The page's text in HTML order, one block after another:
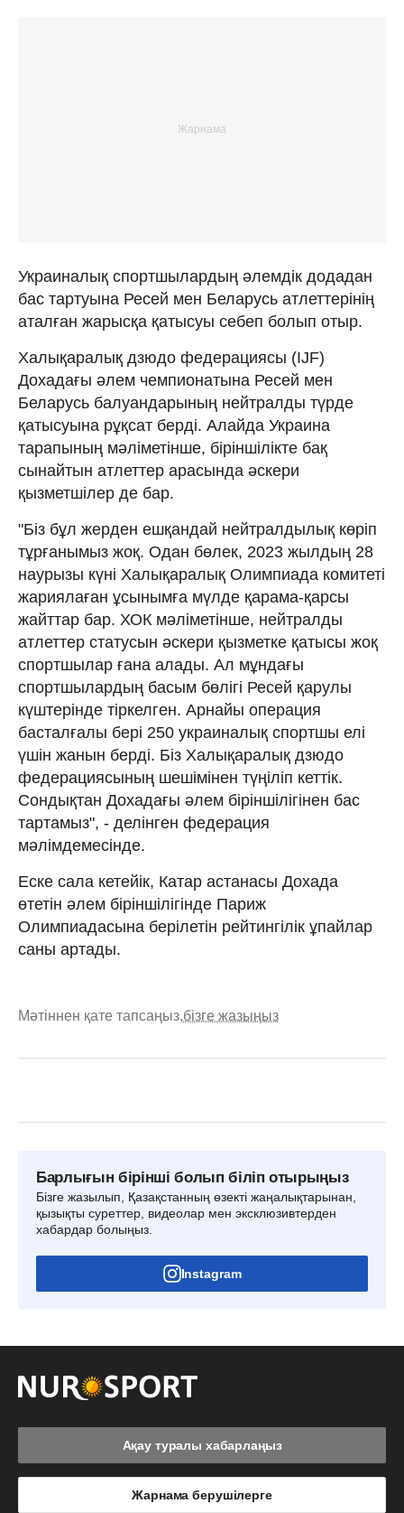
Украиналық спортшылардың әлемдік додадан
бас тартуына Ресей мен Беларусь атлеттерінің
аталған жарысқа қатысуы себеп болып отыр.
Халықаралық дзюдо федерациясы (IJF)
Дохадағы әлем чемпионатына Ресей мен
Беларусь балуандарының нейтралды түрде
қатысуына рұқсат берді. Алайда Украина
тарапының мәліметінше, біріншілікте бақ
сынайтын атлеттер арасында әскери
қызметшілер де бар.
"Біз бұл жерден ешқандай нейтралдылық көріп
тұрғанымыз жоқ. Одан бөлек, 2023 жылдың 28
наурызы күні Халықаралық Олимпиада комитеті
жариялаған ұсынымға мүлде қарама-қарсы
жайттар бар. ХОК мәліметінше, нейтралды
атлеттер статусын әскери қызметке қатысы жоқ
спортшылар ғана алады. Ал мұндағы
спортшылардың басым бөлігі Ресей қарулы
күштерінде тіркелген. Арнайы операция
басталғалы бері 250 украиналық спортшы елі
үшін жанын берді. Біз Халықаралық дзюдо
федерациясының шешімінен түңіліп кеттік.
Сондықтан Дохадағы әлем біріншілігінен бас
тартамыз", - делінген федерация
мәлімдемесінде.
Еске сала кетейік, Катар астанасы Дохада
өтетін әлем біріншілігінде Париж
Олимпиадасына берілетін рейтингілік ұпайлар
саны артады.
Мәтіннен қате тапсаңыз,бізге жазыңыз
Барлығын бірінші болып біліп отырыңыз
Бізге жазылып, Қазақстанның өзекті жаңалықтарынан,
қызықты суреттер, видеолар мен эксклюзивтерден
хабардар болыңыз.
Instagram
Ақау туралы хабарлаңыз
Жарнама берушілерге